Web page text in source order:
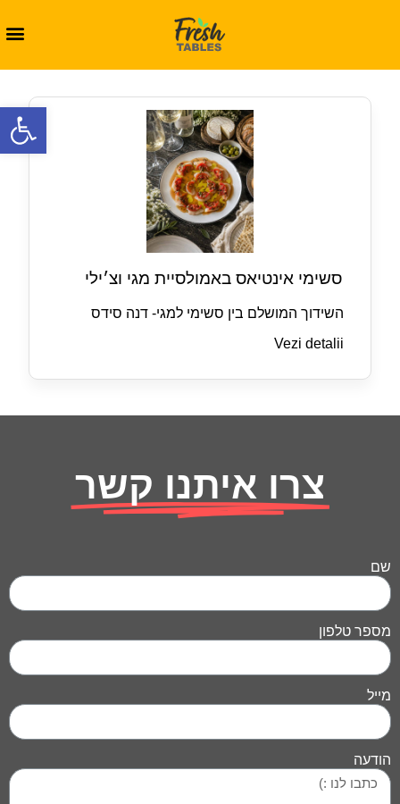
סשימי אינטיאס באמולסיית מגי וצ׳ילי
השידוך המושלם בין סשימי למגי- דנה סידס
Vezi detalii
צרו איתנו קשר
שם
מספר טלפון
מייל
הודעה